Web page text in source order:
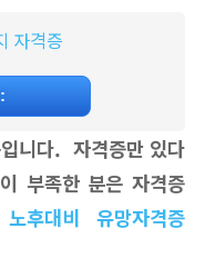
자격증
니다. 자격증만 있다
부족한 분은 자격증
후대비 유망자격증